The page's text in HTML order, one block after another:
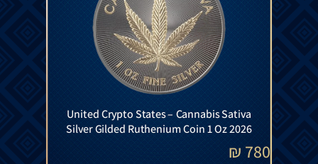
United Crypto States – Cannabis Sativa
Silver Gilded Ruthenium Coin 1 Oz 2026
780
₪